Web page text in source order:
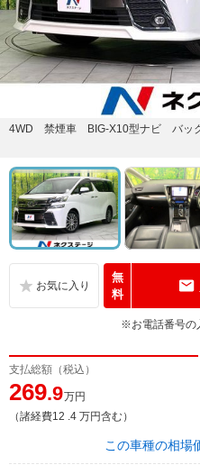
4WD 禁煙車 BIG-X10型ナビ バッ
無
料
※お電話番号の
支払総額（税込）
269.9万円
（諸経費12 .4 万円含む）
この車種の相場